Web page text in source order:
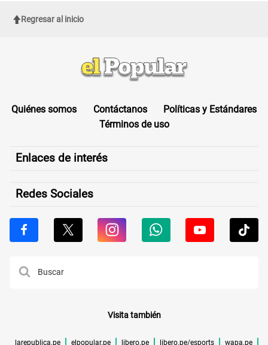
Regresar al inicio
Quiénes somos Contáctanos
Políticas y Estándares
Términos de uso
Enlaces de interés
Redes Sociales
Visita también
larepublica.pe elpopular.pe libero.pe libero.pe/esports wapa.pe